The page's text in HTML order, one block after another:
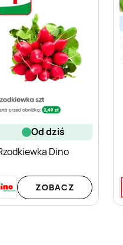
od dziś
Dino
ZOBACZ